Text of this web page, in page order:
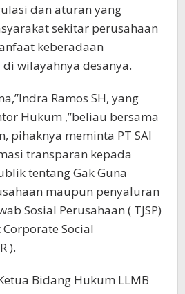
dan aturan yang
sekitar perusahaan
keberadaan
di wilayahnya desanya.
Ramos SH, yang
Hukum ,”beliau bersama
pihaknya meminta PT SAI
transparan kepada
tentang Gak Guna
maupun penyaluran
Sosial Perusahaan ( TJSP)
Social
).
Bidang Hukum LLMB